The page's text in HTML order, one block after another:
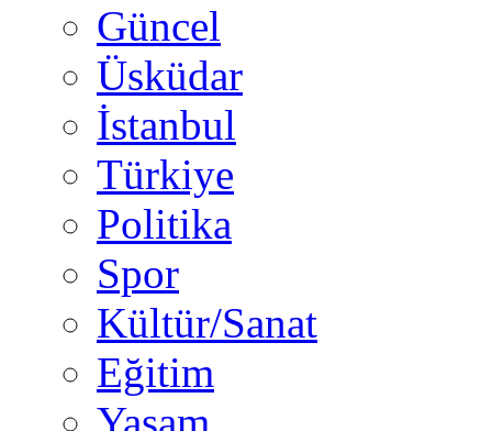
Güncel
Üsküdar
İstanbul
Türkiye
Politika
Spor
Kültür/Sanat
Eğitim
Yaşam